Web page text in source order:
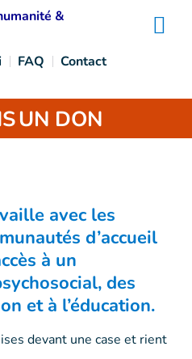
FAQ
Contact
UN DON
avec les
d’accueil
à un
des
et à l’éducation.